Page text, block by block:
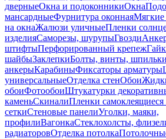
дверныеОкна и подоконникиОкна
мансардныеФурнитура оконнаяМягкие
на окнаЖалюзи уличныеПленки
изделияСаморезы, шурупыГвозди
штифтыПерфорированный крепеж
шайбыЗаклепкиБолты, винты, шпильки
анкерыКарабиныФиксаторы арматуры
универсальныеОтделка стенОбои
обоиФотообоиШтукатурки
каменьСкиналиПленки самоклеящиеся
сеткиСтеновые панелиУголки, маяки,
профилиВагонкаСтеклохолсты,
радиаторовОтделка потолка